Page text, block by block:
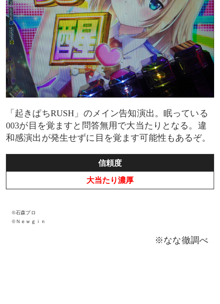
「起きぱちRUSH」のメイン告知演出。眠っている
003が目を覚ますと問答無用で大当たりとなる。違
和感演出が発生せずに目を覚ます可能性もあるぞ。
信頼度
大当たり濃厚
©石森プロ
©Ｎｅｗｇｉｎ
※なな徹調べ